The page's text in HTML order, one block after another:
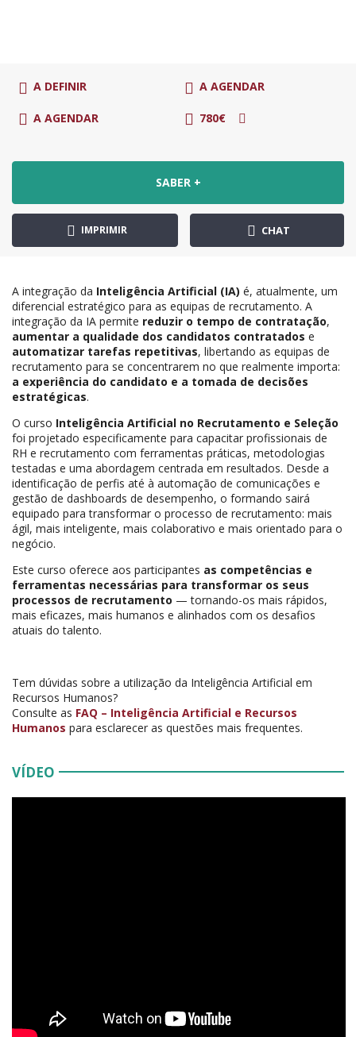
A DEFINIR A AGENDAR
A AGENDAR 780€
SABER +
IMPRIMIR CHAT
A integração da Inteligência Artificial (IA) é, atualmente, um
diferencial estratégico para as equipas de recrutamento. A
integração da IA permite reduzir o tempo de contratação,
aumentar a qualidade dos candidatos contratados e
automatizar tarefas repetitivas, libertando as equipas de
recrutamento para se concentrarem no que realmente importa:
a experiência do candidato e a tomada de decisões
estratégicas.
O curso Inteligência Artificial no Recrutamento e Seleção
foi projetado especificamente para capacitar profissionais de
RH e recrutamento com ferramentas práticas, metodologias
testadas e uma abordagem centrada em resultados. Desde a
identificação de perfis até à automação de comunicações e
gestão de dashboards de desempenho, o formando sairá
equipado para transformar o processo de recrutamento: mais
ágil, mais inteligente, mais colaborativo e mais orientado para o
negócio.
Este curso oferece aos participantes as competências e
ferramentas necessárias para transformar os seus
processos de recrutamento — tornando-os mais rápidos,
mais eficazes, mais humanos e alinhados com os desafios
atuais do talento.
Tem dúvidas sobre a utilização da Inteligência Artificial em
Recursos Humanos?
Consulte as FAQ – Inteligência Artificial e Recursos
Humanos para esclarecer as questões mais frequentes.
VÍDEO